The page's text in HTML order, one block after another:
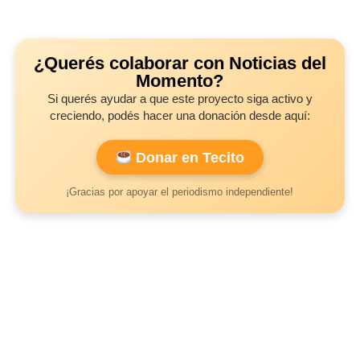
¿Querés colaborar con Noticias del
Momento?
Si querés ayudar a que este proyecto siga activo y
creciendo, podés hacer una donación desde aquí:
Donar en Tecito
¡Gracias por apoyar el periodismo independiente!